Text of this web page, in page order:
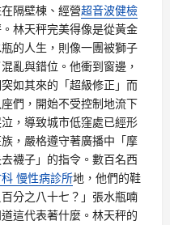
隔壁棟、經營超音波健檢
林天秤完美得像是從黃金
的人生，則像一團被獅子
亂與錯位。他衝到窗邊，
如其來的「超級修正」而
們，開始不受控制地流下
，導致城市低窪處已經形
，嚴格遵守著廣播中「摩
襪子」的指令。數百名西
慢性病診所地，他們的鞋
分之八十七？」張水瓶喃
這代表著什麼。林天秤的